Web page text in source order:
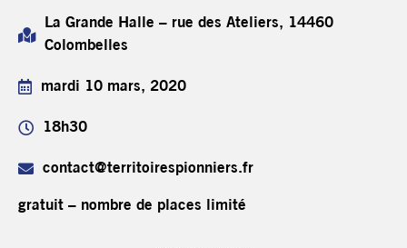
La Grande Halle – rue des Ateliers, 14460
Colombelles
mardi 10 mars, 2020
18h30
contact@territoirespionniers.fr
gratuit – nombre de places limité